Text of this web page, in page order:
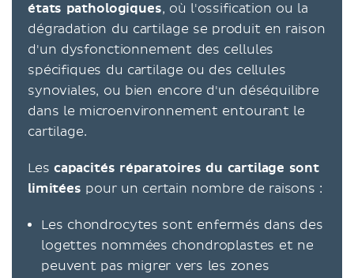
états pathologiques, où l'ossification ou la
dégradation du cartilage se produit en raison
d'un dysfonctionnement des cellules
spécifiques du cartilage ou des cellules
synoviales, ou bien encore d'un déséquilibre
dans le microenvironnement entourant le
cartilage.
Les capacités réparatoires du cartilage sont
limitées pour un certain nombre de raisons :
Les chondrocytes sont enfermés dans des
logettes nommées chondroplastes et ne
peuvent pas migrer vers les zones